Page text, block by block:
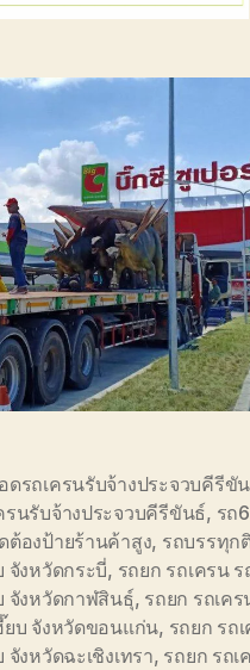
ดรถเครนรับจ้างประจวบคีรีขั
รนรับจ้างประจวบคีรีขันธ์, รถ
ต้องป้ายร้านค้าสูง, รถบรรทุก
จังหวัดกระบี่, รถยก รถเครน
จังหวัดกาฬสินธุ์, รถยก รถเค
ยบ จังหวัดขอนแก่น, รถยก รถ
จังหวัดฉะเชิงเทรา, รถยก รถเ